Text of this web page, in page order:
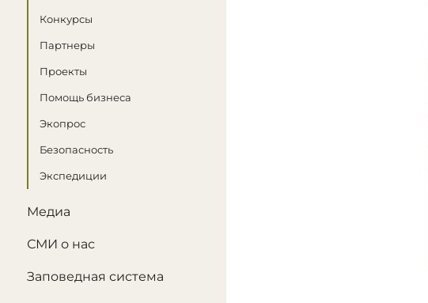
Конкурсы
Партнеры
Проекты
Помощь бизнеса
Экопрос
Безопасность
Экспедиции
Медиа
СМИ о нас
Заповедная система